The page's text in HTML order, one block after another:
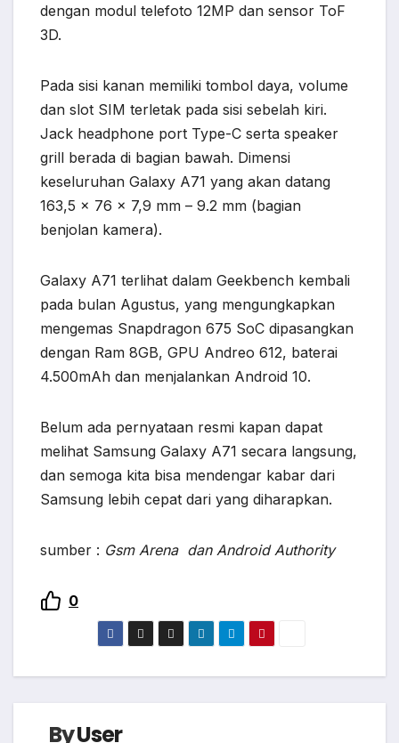
dengan modul telefoto 12MP dan sensor ToF
3D.
Pada sisi kanan memiliki tombol daya, volume
dan slot SIM terletak pada sisi sebelah kiri.
Jack headphone port Type-C serta speaker
grill berada di bagian bawah. Dimensi
keseluruhan Galaxy A71 yang akan datang
163,5 x 76 x 7,9 mm – 9.2 mm (bagian
benjolan kamera).
Galaxy A71 terlihat dalam Geekbench kembali
pada bulan Agustus, yang mengungkapkan
mengemas Snapdragon 675 SoC dipasangkan
dengan Ram 8GB, GPU Andreo 612, baterai
4.500mAh dan menjalankan Android 10.
Belum ada pernyataan resmi kapan dapat
melihat Samsung Galaxy A71 secara langsung,
dan semoga kita bisa mendengar kabar dari
Samsung lebih cepat dari yang diharapkan.
sumber : Gsm Arena dan Android Authority
0
ByUser